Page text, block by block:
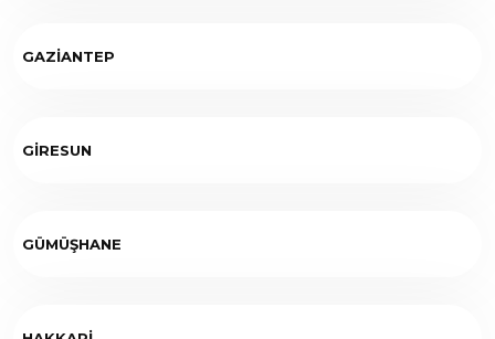
GAZİANTEP
GİRESUN
GÜMÜŞHANE